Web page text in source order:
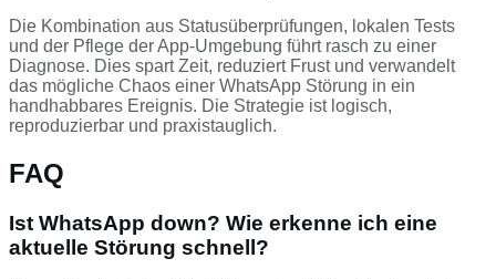
Die Kombination aus Statusüberprüfungen, lokalen Tests
und der Pflege der App-Umgebung führt rasch zu einer
Diagnose. Dies spart Zeit, reduziert Frust und verwandelt
das mögliche Chaos einer WhatsApp Störung in ein
handhabbares Ereignis. Die Strategie ist logisch,
reproduzierbar und praxistauglich.
FAQ
Ist WhatsApp down? Wie erkenne ich eine
aktuelle Störung schnell?